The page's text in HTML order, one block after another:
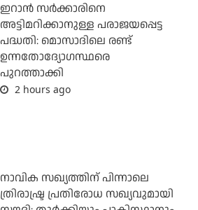
ഇറാന്‍ സര്‍ക്കാരിനെ
അട്ടിമറിക്കാനുള്ള പരാജയപ്പെട്ട
പദ്ധതി: മൊസാദിലെ രണ്ട്
ഉന്നതോദ്യോഗസ്ഥരെ
പുറത്താക്കി
2 hours ago
നാവിക സഖ്യത്തിന് പിന്നാലെ
ത്രിരാഷ്ട്ര പ്രതിരോധ സഖ്യവുമായി